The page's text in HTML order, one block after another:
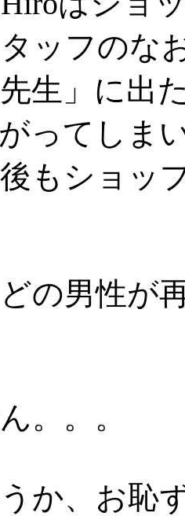
ッフのな
先生」に出
ってしま
もショッ
の男性が
。。。
か、お恥